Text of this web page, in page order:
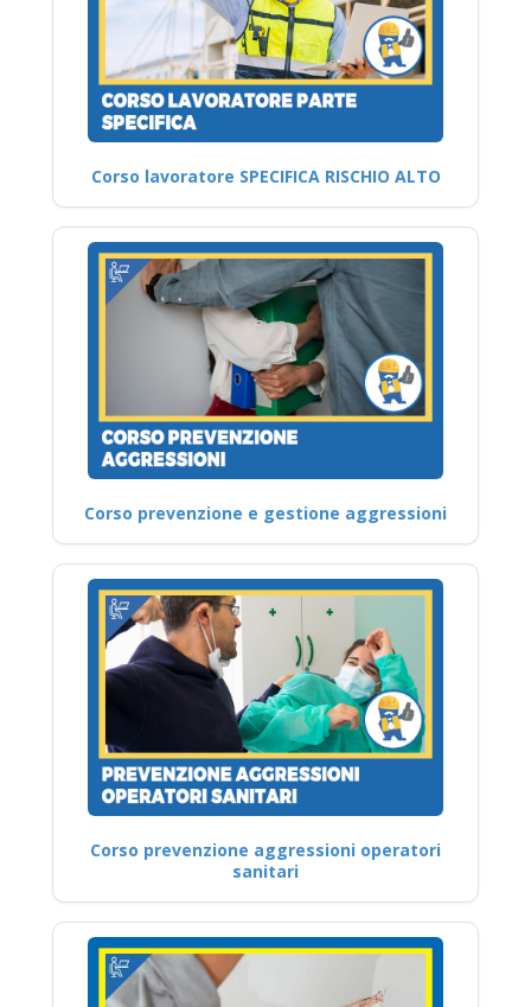
Corso lavoratore SPECIFICA RISCHIO ALTO
Corso prevenzione e gestione aggressioni
Corso prevenzione aggressioni operatori
sanitari